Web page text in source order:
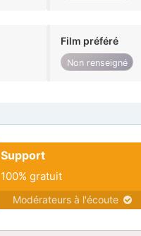
Film préféré
Non renseigné
Support
100% gratuit
Modérateurs à l'écoute